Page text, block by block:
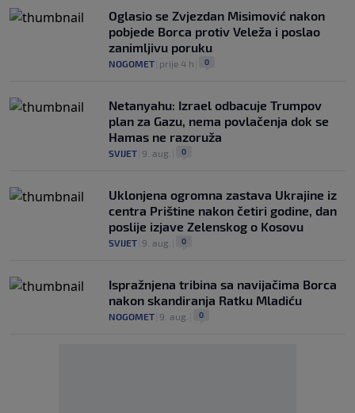
Oglasio se Zvjezdan Misimović nakon
pobjede Borca protiv Veleža i poslao
zanimljivu poruku
NOGOMET prije 4 h 0
Netanyahu: Izrael odbacuje Trumpov
plan za Gazu, nema povlačenja dok se
Hamas ne razoruža
SVIJET 9. aug. 0
Uklonjena ogromna zastava Ukrajine iz
centra Prištine nakon četiri godine, dan
poslije izjave Zelenskog o Kosovu
SVIJET 9. aug. 0
Ispražnjena tribina sa navijačima Borca
nakon skandiranja Ratku Mladiću
NOGOMET 9. aug. 0